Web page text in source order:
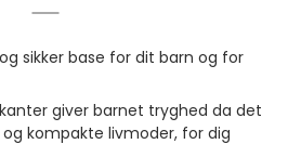
sikker base for dit barn og for
giver barnet tryghed da det
kompakte livmoder, for dig